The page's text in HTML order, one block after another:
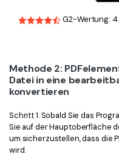
G2-Wertung:
Methode 2:
Datei in eine
konvertieren
Schritt 1. Sobald Sie das
Sie auf der Hauptoberfläche
um sicherzustellen, dass die
wird.